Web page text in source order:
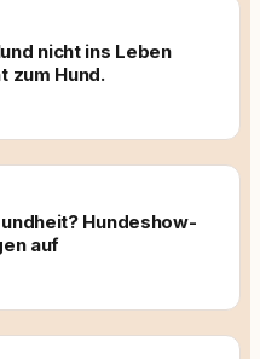
nicht ins Leben
zum Hund.
Hundeshow-
auf